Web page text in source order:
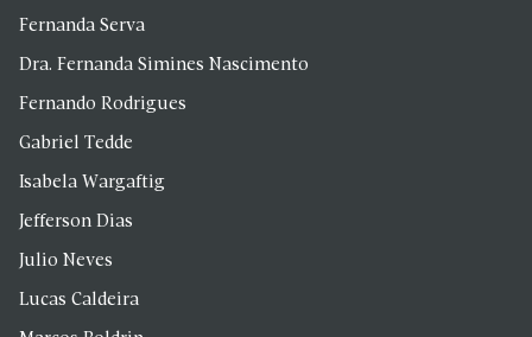
Fernanda Serva
Dra. Fernanda Simines Nascimento
Fernando Rodrigues
Gabriel Tedde
Isabela Wargaftig
Jefferson Dias
Julio Neves
Lucas Caldeira